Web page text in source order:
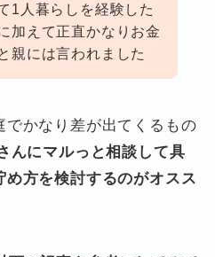
1人暮らしを経験した
加えて正直かなりお金
親には言われました
でかなり差が出てくるもの
んにマルっと相談して具
方を検討するのがオスス